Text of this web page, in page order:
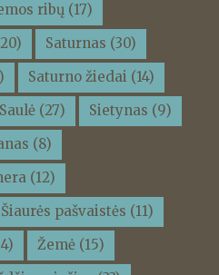
ribų (17)
Saturnas (30)
Saturno žiedai (14)
Saulė (27) Sietynas (9)
(8)
(12)
Šiaurės pašvaistės (11)
Žemė (15)